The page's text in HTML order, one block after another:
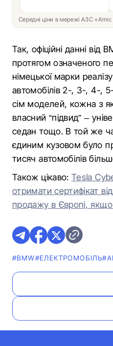
Середні ціни в мережі АЗС
Так, офіційні данні від
протягом означеного
німецької марки
автомобілів 2-, 3-, 4-,
сім моделей, кожна з
власний “підвид” –
седан тощо. В той же
єдиним кузовом було
тисяч автомобілів
Також цікаво:Tesla
отримати сертифікат
продажу в Європі,
#BMW#ЕЛЕКТРОМОБІЛЬ